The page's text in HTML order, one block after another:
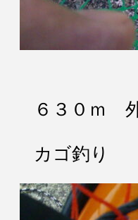
６３０ｍ
カゴ釣り